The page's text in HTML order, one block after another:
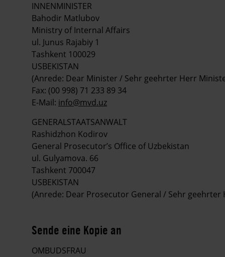
INNENMINISTER
Bahodir Matlubov
Ministry of Internal Affairs
ul. Junus Rajabiy 1
Tashkent 100029
USBEKISTAN
(Anrede: Dear Minister / Sehr geehrter Herr
Fax: (00 998) 71 233 89 34
E-Mail: info@mvd.uz
GENERALSTAATSANWALT
Rashidzhon Kodirov
General Prosecutor’s Office of Uzbekistan
ul. Gulyamova. 66
Tashkent 700047
USBEKISTAN
(Anrede: Dear Prosecutor General / Sehr
Sende eine Kopie an
OMBUDSFRAU